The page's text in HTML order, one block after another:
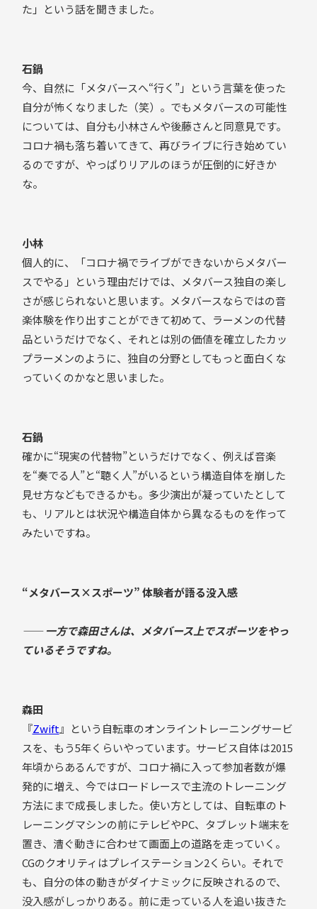
た」という話を聞きました。
石鍋
今、自然に「メタバースへ“行く”」という言葉を使った
自分が怖くなりました（笑）。でもメタバースの可能性
については、自分も小林さんや後藤さんと同意見です。
コロナ禍も落ち着いてきて、再びライブに行き始めてい
るのですが、やっぱりリアルのほうが圧倒的に好きか
な。
小林
個人的に、「コロナ禍でライブができないからメタバー
スでやる」という理由だけでは、メタバース独自の楽し
さが感じられないと思います。メタバースならではの音
楽体験を作り出すことができて初めて、ラーメンの代替
品というだけでなく、それとは別の価値を確立したカッ
プラーメンのように、独自の分野としてもっと面白くな
っていくのかなと思いました。
石鍋
確かに“現実の代替物”というだけでなく、例えば音楽
を“奏でる人”と“聴く人”がいるという構造自体を崩した
見せ方などもできるかも。多少演出が凝っていたとして
も、リアルとは状況や構造自体から異なるものを作って
みたいですね。
“メタバース×スポーツ” 体験者が語る没入感
—— 一方で森田さんは、メタバース上でスポーツをやっ
ているそうですね。
森田
『Zwift』という自転車のオンライントレーニングサービ
スを、もう5年くらいやっています。サービス自体は2015
年頃からあるんですが、コロナ禍に入って参加者数が爆
発的に増え、今ではロードレースで主流のトレーニング
方法にまで成長しました。使い方としては、自転車のト
レーニングマシンの前にテレビやPC、タブレット端末を
置き、漕ぐ動きに合わせて画面上の道路を走っていく。
CGのクオリティはプレイステーション2くらい。それで
も、自分の体の動きがダイナミックに反映されるので、
没入感がしっかりある。前に走っている人を追い抜きた